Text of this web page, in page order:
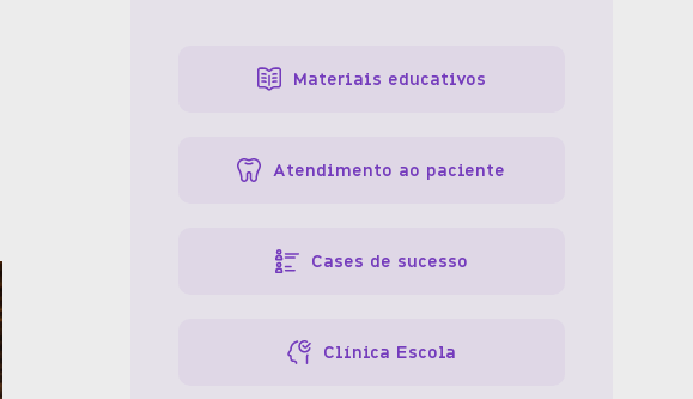
Materiais educativos
Atendimento ao paciente
Cases de sucesso
Clínica Escola